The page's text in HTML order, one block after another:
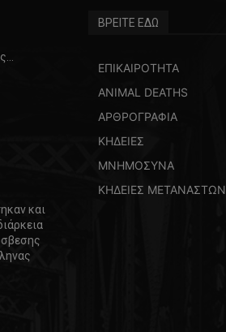
και
ΒΡΕΙΤΕ ΕΔΩ
ΕΠΙΚΑΙΡΟΤΗΤΑ
ANIMAL DEATHS
ΑΡΘΡΟΓΡΑΦΙΑ
ΚΗΔΕΙΕΣ
ΜΝΗΜΟΣΥΝΑ
ΚΗΔΕΙΕΣ ΜΕΤΑΝΑΣΤΩΝ